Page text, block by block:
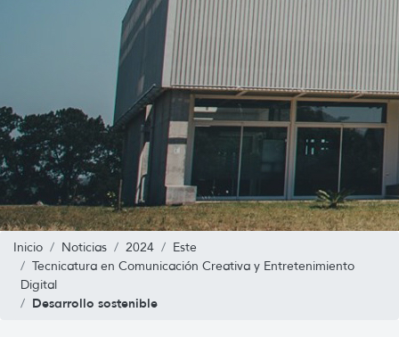
Inicio Noticias 2024
Este
Tecnicatura en Comunicación Creativa y Entretenimiento
Digital
Desarrollo sostenible